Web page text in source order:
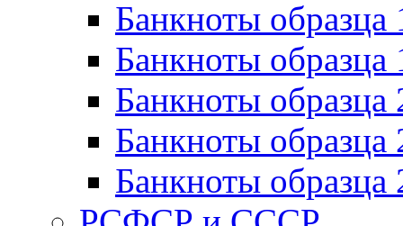
Банкноты образца
Банкноты образца
Банкноты образца
Банкноты образца
Банкноты образца